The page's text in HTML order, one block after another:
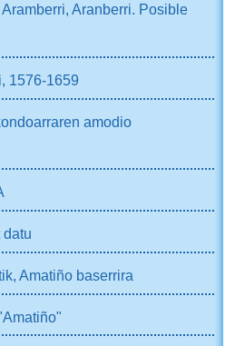
Aranberri. Posible
1576-1659
amodio
Amatiño baserrira